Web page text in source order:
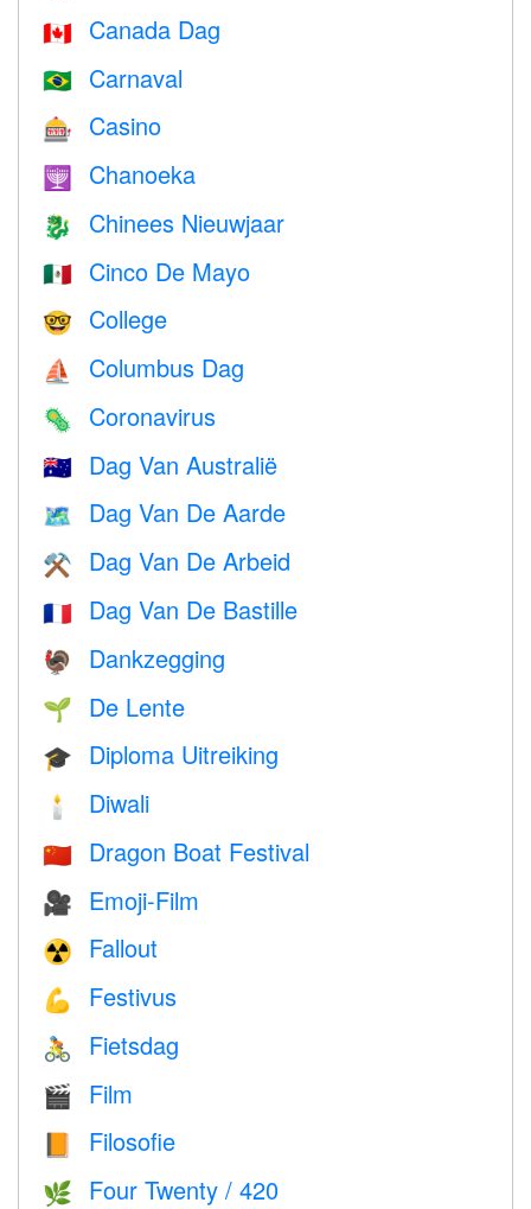
🇨🇦 Canada Dag
🇧🇷 Carnaval
🎰 Casino
🕎 Chanoeka
🐉 Chinees Nieuwjaar
🇲🇽 Cinco De Mayo
🤓 College
⛵️ Columbus Dag
🦠 Coronavirus
🇦🇺 Dag Van Australië
🗺️ Dag Van De Aarde
⚒️ Dag Van De Arbeid
🇫🇷 Dag Van De Bastille
🦃 Dankzegging
🌱 De Lente
🎓 Diploma Uitreiking
🕯 Diwali
🇨🇳 Dragon Boat Festival
🎥 Emoji-Film
☢️ Fallout
💪 Festivus
🚴 Fietsdag
🎬 Film
📙 Filosofie
🌿 Four Twenty / 420